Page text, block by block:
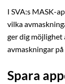
I SVA:s MASK-
vilka
ger dig möjlighet
avmaskningar
Spara